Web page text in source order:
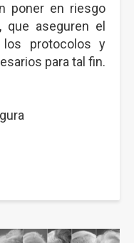
poner en riesgo
que aseguren el
protocolos y
para tal fin.